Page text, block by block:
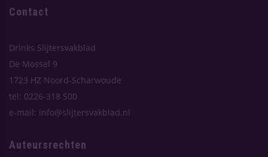
Contact
Drinks Slijtersvakblad
De Mossel 9
1723 HZ Noord-Scharwoude
tel: 0226-318 500
e-mail: info@slijtersvakblad.nl
Auteursrechten